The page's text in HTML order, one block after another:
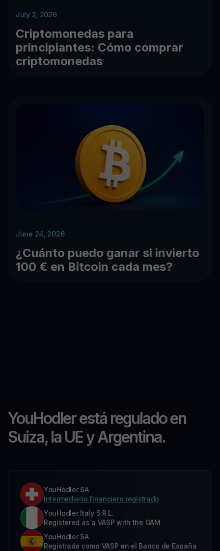
July 2, 2026
Criptomonedas para
principiantes: Cómo comprar
criptomonedas
June 24, 2026
¿Cuánto puedo ganar si invierto
100 € en Bitcoin cada mes?
YouHodler está regulado en
Suiza, la UE y Argentina.
YouHodler SA
Intermediario financiero registrado
YouHodler Italy S.R.L.
Registered as a VASP with the OAM
YouHodler SA
Registrada como VASP en el Banco de España